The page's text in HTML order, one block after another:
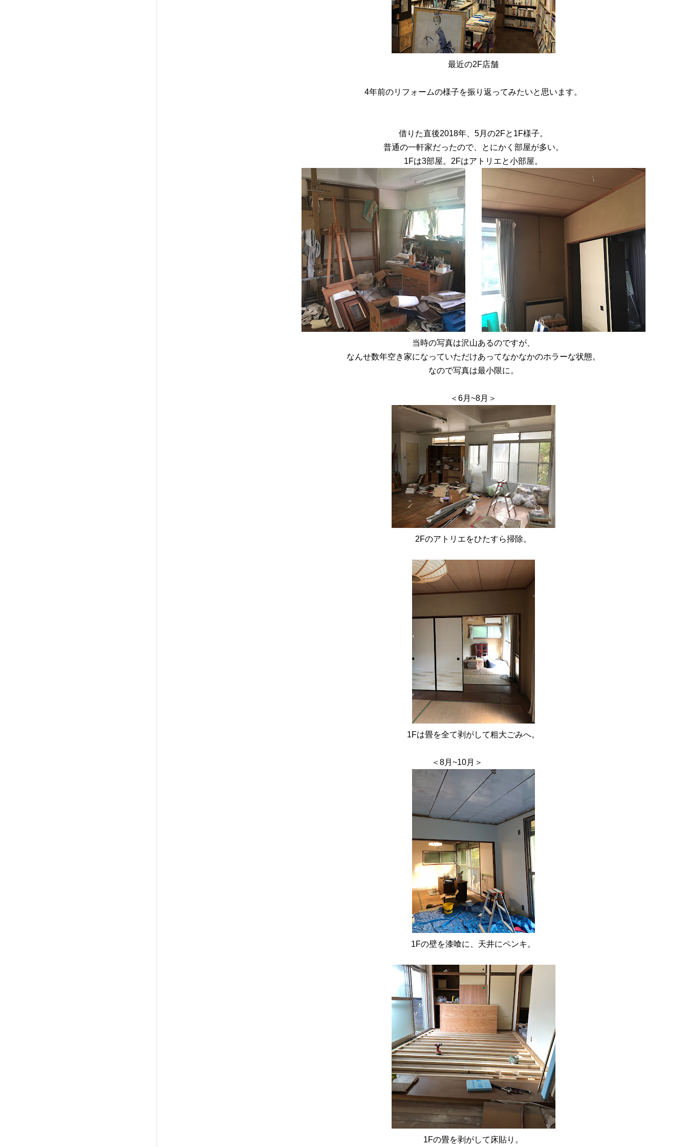
最近の2F店舗
4年前のリフォームの様子を振り返ってみたいと思います。
借りた直後2018年、5月の2Fと1F様子。
普通の一軒家だったので、とにかく部屋が多い。
1Fは3部屋。2Fはアトリエと小部屋。
当時の写真は沢山あるのですが、
なんせ数年空き家になっていただけあってなかなかのホラーな状態。
なので写真は最小限に。
＜6月~8月＞
2Fのアトリエをひたすら掃除。
1Fは畳を全て剥がして粗大ごみへ。
＜8月~10月＞
1Fの壁を漆喰に、天井にペンキ。
1Fの畳を剥がして床貼り。